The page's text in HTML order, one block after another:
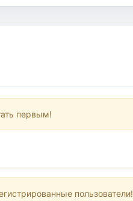
первым!
пользователи!